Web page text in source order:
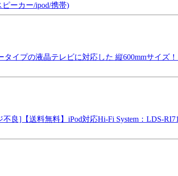
ーカー/ipod/携帯)
イプの液晶テレビに対応した 縦600mmサイズ
]【送料無料】iPod対応Hi-Fi System：LDS-